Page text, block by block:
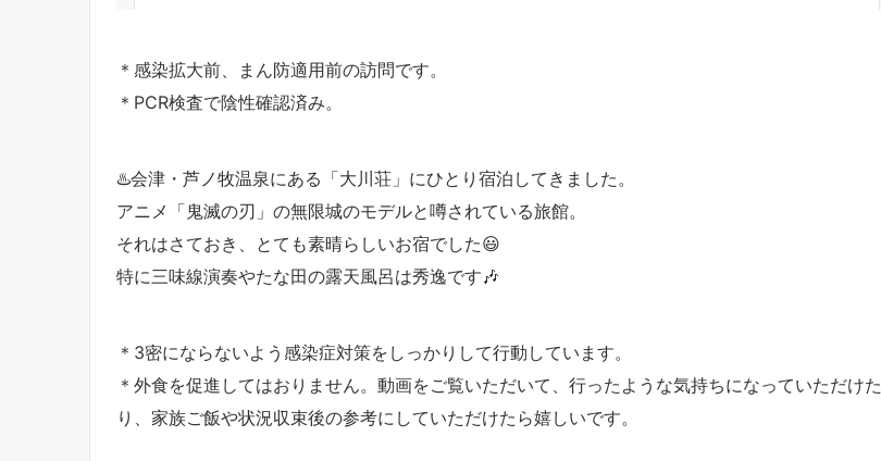
＊感染拡大前、まん防適用前の訪問です。
＊PCR検査で陰性確認済み。
♨️会津・芦ノ牧温泉にある「大川荘」にひとり宿泊してきました。
アニメ「鬼滅の刃」の無限城のモデルと噂されている旅館。
それはさておき、とても素晴らしいお宿でした😃
特に三味線演奏やたな田の露天風呂は秀逸です🎶
＊3密にならないよう感染症対策をしっかりして行動しています。
＊外食を促進してはおりません。動画をご覧いただいて、行ったような気持ちになっていただけた
り、家族ご飯や状況収束後の参考にしていただけたら嬉しいです。